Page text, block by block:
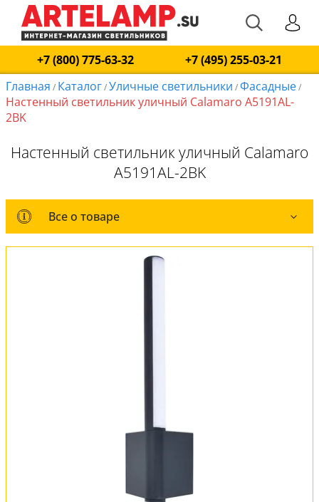
+7 (800) 775-63-32
+7 (495) 255-03-21
Главная / Каталог/Уличные светильники /Фасадные/
Настенный светильник уличный Calamaro A5191AL-
2BK
Настенный светильник уличный Calamaro
A5191AL-2BK
Все о товаре
Все о товаре